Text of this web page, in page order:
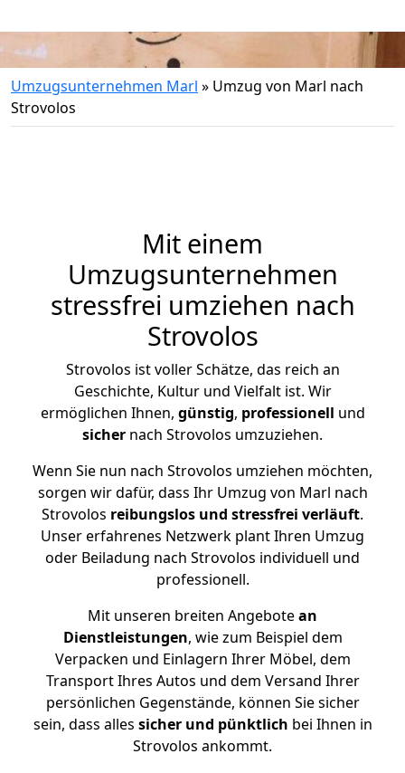
Umzugsunternehmen Marl » Umzug von Marl nach
Strovolos
Mit einem
Umzugsunternehmen
stressfrei umziehen nach
Strovolos
Strovolos ist voller Schätze, das reich an
Geschichte, Kultur und Vielfalt ist. Wir
ermöglichen Ihnen, günstig, professionell und
sicher nach Strovolos umzuziehen.
Wenn Sie nun nach Strovolos umziehen möchten,
sorgen wir dafür, dass Ihr Umzug von Marl nach
Strovolos reibungslos und stressfrei verläuft.
Unser erfahrenes Netzwerk plant Ihren Umzug
oder Beiladung nach Strovolos individuell und
professionell.
Mit unseren breiten Angebotean
Dienstleistungen, wie zum Beispiel dem
Verpacken und Einlagern Ihrer Möbel, dem
Transport Ihres Autos und dem Versand Ihrer
persönlichen Gegenstände, können Sie sicher
sein, dass alles sicher und pünktlich bei Ihnen in
Strovolos ankommt.